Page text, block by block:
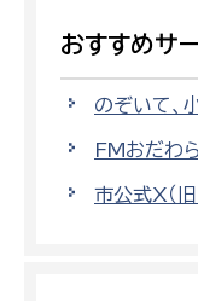
おすすめサ
のぞいて
FMおだわ
市公式X（